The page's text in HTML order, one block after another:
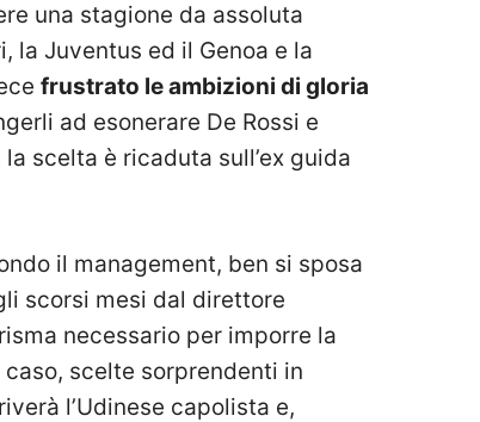
una stagione da assoluta
la Juventus ed il Genoa e la
frustrato le ambizioni di gloria
ad esonerare De Rossi e
scelta è ricaduta sull’ex guida
il management, ben si sposa
scorsi mesi dal direttore
necessario per imporre la
scelte sorprendenti in
l’Udinese capolista e,